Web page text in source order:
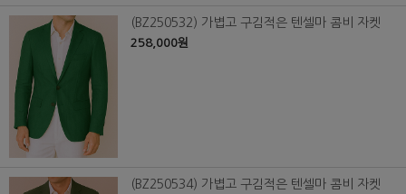
(BZ250532) 가볍고 구김적은 텐셀마 콤비 자켓
258,000원
(BZ250534) 가볍고 구김적은 텐셀마 콤비 자켓